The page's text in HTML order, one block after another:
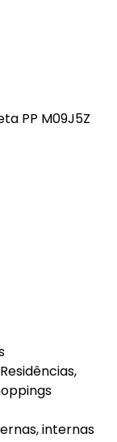
PP M09J5Z
internas